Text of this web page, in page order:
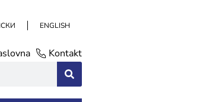
ENGLISH
Kontakt